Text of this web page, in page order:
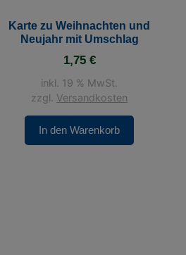
Karte zu Weihnachten und
Neujahr mit Umschlag
1,75 €
inkl. 19 % MwSt.
zzgl. Versandkosten
In den Warenkorb